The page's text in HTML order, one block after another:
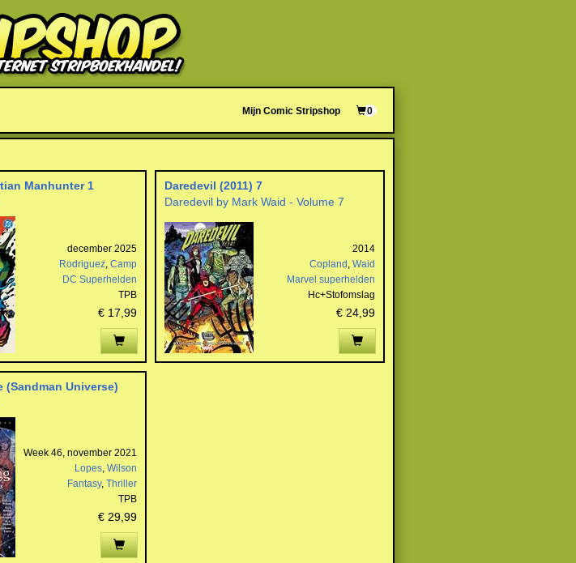
Mijn Comic Stripshop 0
Manhunter 1
december 2025
Rodriguez, Camp
DC Superhelden
TPB
€ 17,99
Daredevil (2011) 7
Daredevil by Mark Waid - Volume 7
2014
Copland , Waid
Marvel superhelden
Hc+Stofomslag
€ 24,99
(Sandman Universe)
Week 46, november 2021
Lopes, Wilson
Fantasy, Thriller
TPB
€ 29,99